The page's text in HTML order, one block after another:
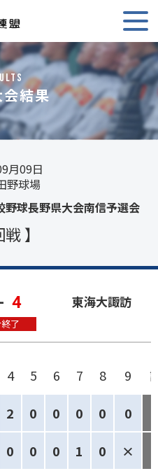
結果
月09日
野球場
球長野県大会南信予選会
戦 】
4
了
東海大諏訪
4 5 6 7 8 9
2 0 0 0 0 0
0 0 0 1 0 ×